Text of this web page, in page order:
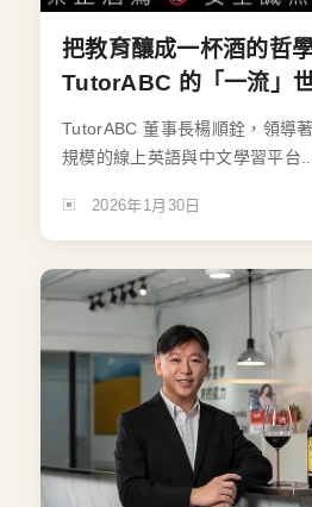
把教育釀成一杯酒的哲
TutorABC 的「一流」
TutorABC 董事長楊順銓，領導
規模的線上英語與中文學習平台...
2026年1月30日